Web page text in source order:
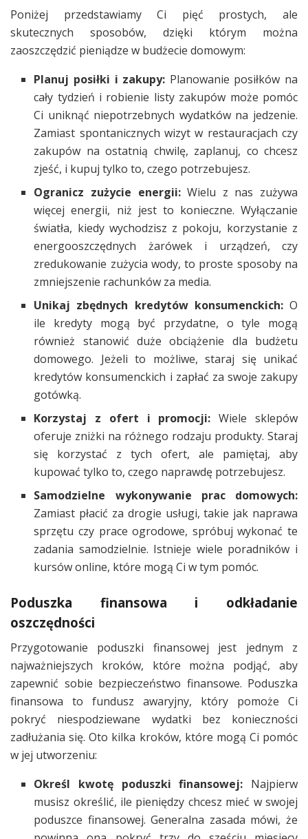
Poniżej przedstawiamy Ci pięć prostych, ale
skutecznych sposobów, dzięki którym można
zaoszczędzić pieniądze w budżecie domowym:
Planuj posiłki i zakupy: Planowanie posiłków na
cały tydzień i robienie listy zakupów może pomóc
Ci uniknąć niepotrzebnych wydatków na jedzenie.
Zamiast spontanicznych wizyt w restauracjach czy
zakupów na ostatnią chwilę, zaplanuj, co chcesz
zjeść, i kupuj tylko to, czego potrzebujesz.
Ogranicz zużycie energii:Wielu z nas zużywa
więcej energii, niż jest to konieczne. Wyłączanie
światła, kiedy wychodzisz z pokoju, korzystanie z
energooszczędnych żarówek i urządzeń, czy
zredukowanie zużycia wody, to proste sposoby na
zmniejszenie rachunków za media.
Unikaj zbędnych kredytów konsumenckich:O
ile kredyty mogą być przydatne, o tyle mogą
również stanowić duże obciążenie dla budżetu
domowego. Jeżeli to możliwe, staraj się unikać
kredytów konsumenckich i zapłać za swoje zakupy
gotówką.
Korzystaj z ofert i promocji: Wiele sklepów
oferuje zniżki na różnego rodzaju produkty. Staraj
się korzystać z tych ofert, ale pamiętaj, aby
kupować tylko to, czego naprawdę potrzebujesz.
Samodzielne wykonywanie prac domowych:
Zamiast płacić za drogie usługi, takie jak naprawa
sprzętu czy prace ogrodowe, spróbuj wykonać te
zadania samodzielnie. Istnieje wiele poradników i
kursów online, które mogą Ci w tym pomóc.
Poduszka finansowa i odkładanie
oszczędności
Przygotowanie poduszki finansowej jest jednym z
najważniejszych kroków, które można podjąć, aby
zapewnić sobie bezpieczeństwo finansowe. Poduszka
finansowa to fundusz awaryjny, który pomoże Ci
pokryć niespodziewane wydatki bez konieczności
zadłużania się. Oto kilka kroków, które mogą Ci pomóc
w jej utworzeniu:
Określ kwotę poduszki finansowej: Najpierw
musisz określić, ile pieniędzy chcesz mieć w swojej
poduszce finansowej. Generalna zasada mówi, że